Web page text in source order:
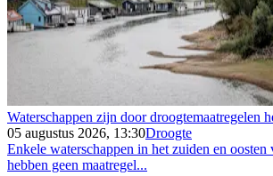
Waterschappen zijn door droogtemaatregelen
05 augustus 2026, 13:30Droogte
Enkele waterschappen in het zuiden en oosten
hebben geen maatregel...